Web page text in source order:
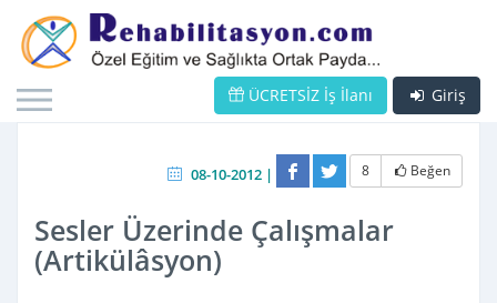
Giriş
ÜCRETSİZ İş İlanı
08-10-2012 | 8 Beğen
Sesler Üzerinde Çalışmalar
(Artikülâsyon)